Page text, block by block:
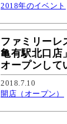
2018年のイベント
ファミリーレ
亀有駅北口店
オープンして
2018.7.10
開店（オープン）